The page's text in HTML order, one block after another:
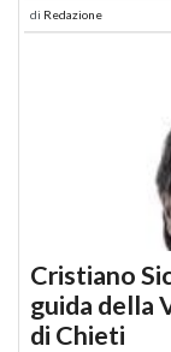
di Redazione
Cristiano
guida della
di Chieti